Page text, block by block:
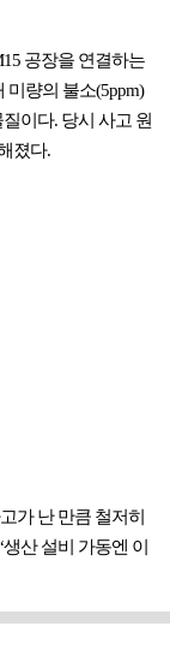
공장을 연결하는
량의 불소(5ppm)
이다. 당시 사고 원
졌다.
가 난 만큼 철저히
산 설비 가동엔 이